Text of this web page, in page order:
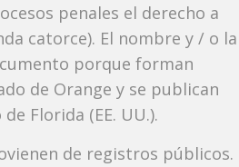
penales el derecho a
catorce). El nombre y / o la
porque forman
de Orange y se publican
Florida (EE. UU.).
de registros públicos.